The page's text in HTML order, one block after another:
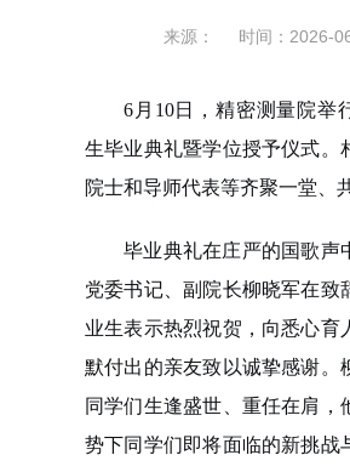
来源： 时间：2026-
6月10日，精密测量院举
生毕业典礼暨学位授予仪式。
院士和导师代表等齐聚一堂、
毕业典礼在庄严的国歌声
党委书记、副院长柳晓军在致
业生表示热烈祝贺，向悉心育
默付出的亲友致以诚挚感谢。
同学们生逢盛世、重任在肩，
势下同学们即将面临的新挑战